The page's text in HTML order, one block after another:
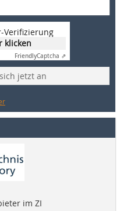
Verifizierung
klicken
FriendlyCaptcha ⇗
jetzt an
im ZI